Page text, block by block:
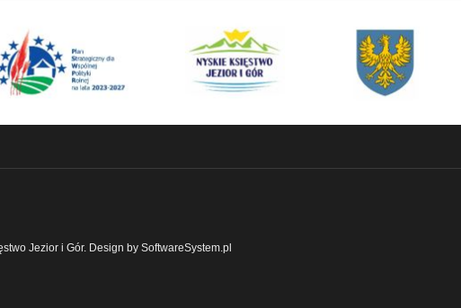
Jezior i Gór. Design by SoftwareSystem.pl